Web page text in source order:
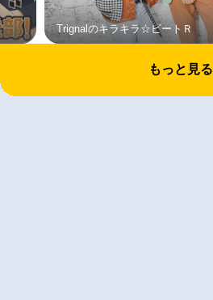
Trignalのキラキラ☆ビートＲ
もっと見る